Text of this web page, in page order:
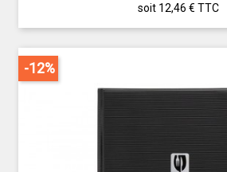
soit 12,46 € TTC
-12%